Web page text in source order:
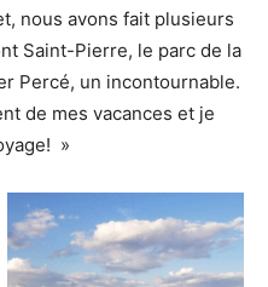
nous avons fait plusieurs
Saint-Pierre, le parc de la
Percé, un incontournable.
de mes vacances et je
»